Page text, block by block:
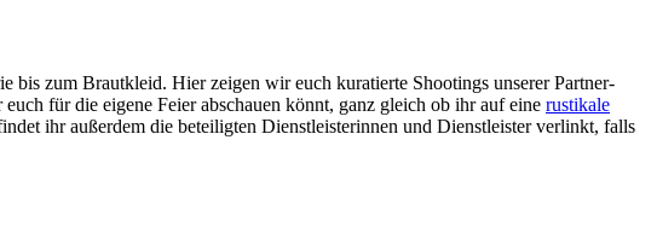
bis zum Brautkleid. Hier zeigen wir euch kuratierte Shootings unserer Partner-
für die eigene Feier abschauen könnt, ganz gleich ob ihr auf eine rustikale
ihr außerdem die beteiligten Dienstleisterinnen und Dienstleister verlinkt, falls